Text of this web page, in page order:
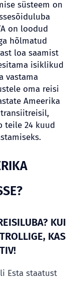
süsteem on
on loodud
hõlmatud
loa saamist
isiklikud
vastama
oma reisi
Ameerika
teile 24 kuud
KUI
KAS
Esta staatust